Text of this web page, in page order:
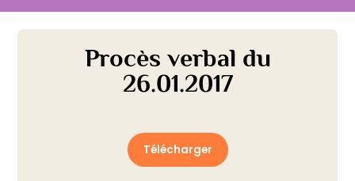
Télécharger
Procès verbal du
26.01.2017